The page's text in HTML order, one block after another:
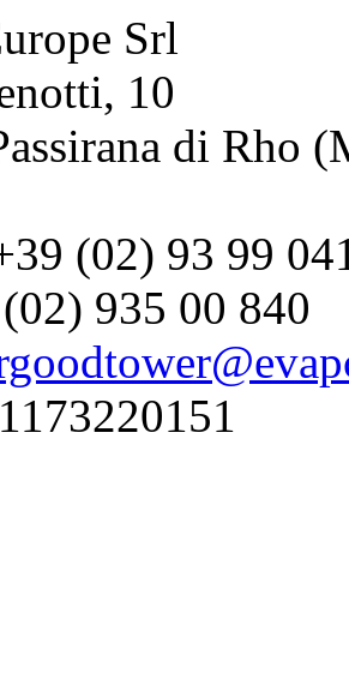
Srl
10
di Rho
(02) 93 99
935 00 840